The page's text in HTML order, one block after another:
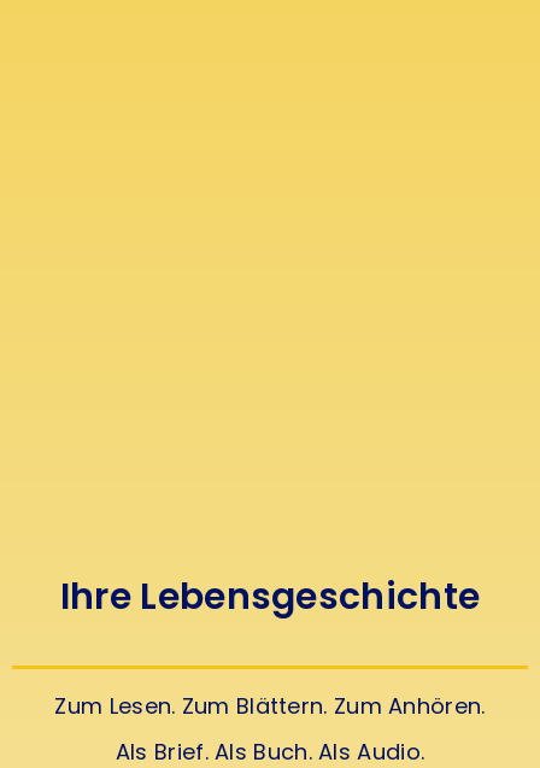
Ihre Lebensgeschichte
Zum Lesen. Zum Blättern. Zum Anhören.
Als Brief. Als Buch. Als Audio.